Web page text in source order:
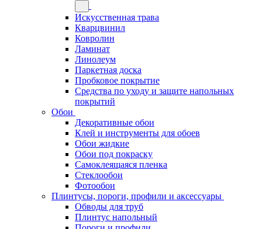
Искусственная трава
Кварцвинил
Ковролин
Ламинат
Линолеум
Паркетная доска
Пробковое покрытие
Средства по уходу и защите напольных
покрытий
Обои
Декоративные обои
Клей и инструменты для обоев
Обои жидкие
Обои под покраску
Самоклеящаяся пленка
Стеклообои
Фотообои
Плинтусы, пороги, профили и аксессуары
Обводы для труб
Плинтус напольный